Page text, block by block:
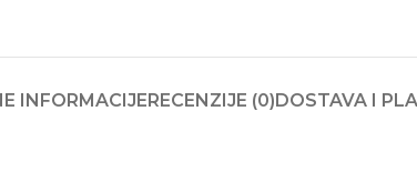
INFORMACIJERECENZIJE (0)DOSTAVA I